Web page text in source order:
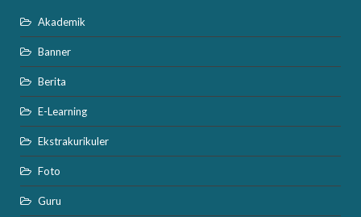
Akademik
Banner
Berita
E-Learning
Ekstrakurikuler
Foto
Guru